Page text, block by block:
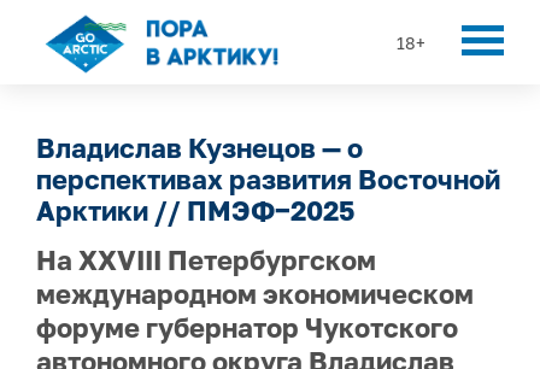
18+
Владислав Кузнецов — о
перспективах развития Восточной
Арктики // ПМЭФ−2025
На XXVIII Петербургском
международном экономическом
форуме губернатор Чукотского
автономного округа Владислав